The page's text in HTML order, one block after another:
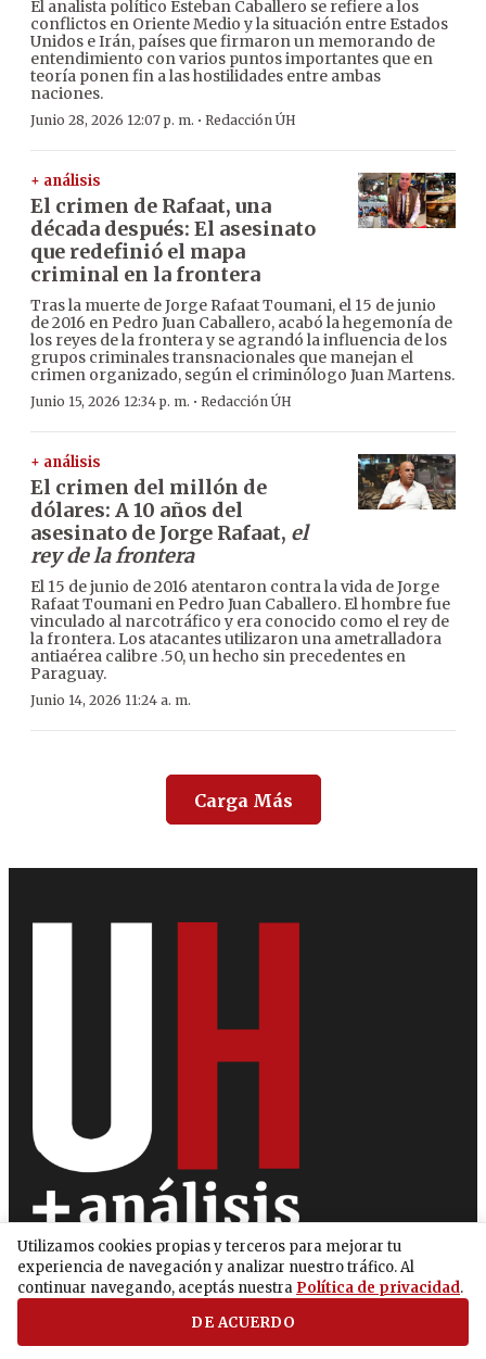
El analista político Esteban Caballero se refiere a los
conflictos en Oriente Medio y la situación entre Estados
Unidos e Irán, países que firmaron un memorando de
entendimiento con varios puntos importantes que en
teoría ponen fin a las hostilidades entre ambas
naciones.
Junio 28, 2026 12:07 p. m. · Redacción ÚH
+ análisis
El crimen de Rafaat, una
década después: El asesinato
que redefinió el mapa
criminal en la frontera
Tras la muerte de Jorge Rafaat Toumani, el 15 de junio
de 2016 en Pedro Juan Caballero, acabó la hegemonía de
los reyes de la frontera y se agrandó la influencia de los
grupos criminales transnacionales que manejan el
crimen organizado, según el criminólogo Juan Martens.
Junio 15, 2026 12:34 p. m. · Redacción ÚH
+ análisis
El crimen del millón de
dólares: A 10 años del
asesinato de Jorge Rafaat, el
rey de la frontera
El 15 de junio de 2016 atentaron contra la vida de Jorge
Rafaat Toumani en Pedro Juan Caballero. El hombre fue
vinculado al narcotráfico y era conocido como el rey de
la frontera. Los atacantes utilizaron una ametralladora
antiaérea calibre .50, un hecho sin precedentes en
Paraguay.
Junio 14, 2026 11:24 a. m.
Carga Más
Utilizamos cookies propias y terceros para mejorar tu
experiencia de navegación y analizar nuestro tráfico. Al
continuar navegando, aceptás nuestra Política de privacidad.
DE ACUERDO
Anuncie con nosotros